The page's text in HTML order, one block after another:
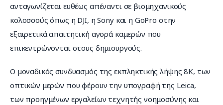
ανταγωνίζεται ευθέως απέναντι σε βιομηχανικούς
κολοσσούς όπως η DJI, η Sony και η GoPro στην
εξαιρετικά απαιτητική αγορά καμερών που
επικεντρώνονται στους δημιουργούς.
Ο μοναδικός συνδυασμός της εκπληκτικής λήψης 8K, των
οπτικών μερών που φέρουν την υπογραφή της Leica,
των προηγμένων εργαλείων τεχνητής νοημοσύνης και